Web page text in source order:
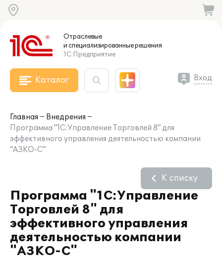
Отраслевые
и специализированныерешения
1С:Предприятие
Каталог Вход
Главная
Внедрения
Программа "1С:Управление Торговлей 8" для
эффективного управления деятельностью компании
"АЗКО-С"
Программа "1С:Управление
Торговлей 8" для
эффективного управления
деятельностью компании
"АЗКО-С"
К списку